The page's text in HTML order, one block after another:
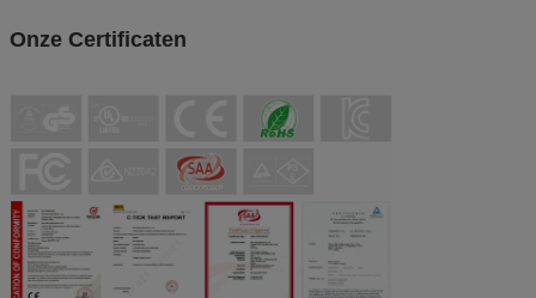
Onze Certificaten